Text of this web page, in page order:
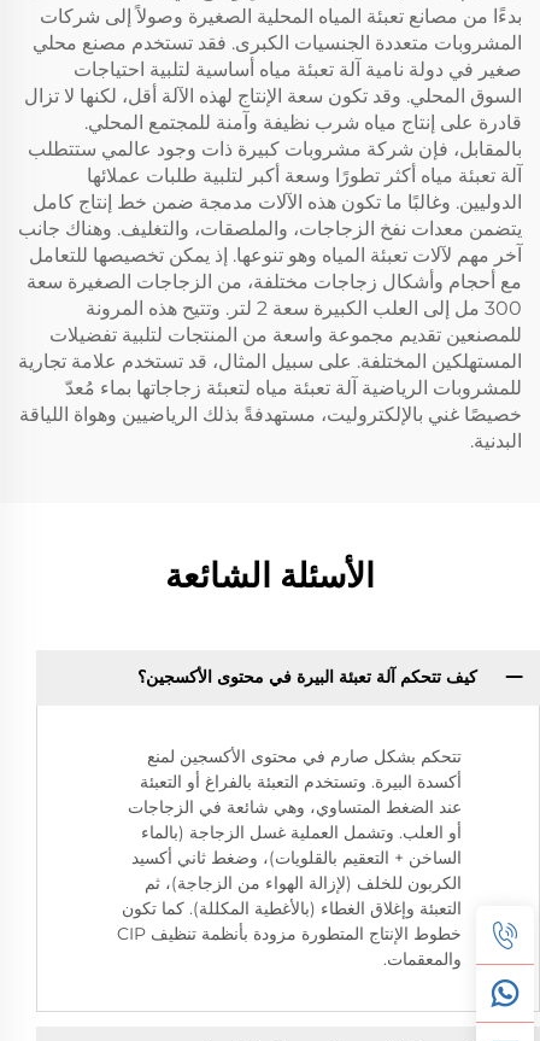
بدءًا من مصانع تعبئة المياه المحلية الصغيرة وصولاً إلى شركات
المشروبات متعددة الجنسيات الكبرى. فقد تستخدم مصنع محلي
صغير في دولة نامية آلة تعبئة مياه أساسية لتلبية احتياجات
السوق المحلي. وقد تكون سعة الإنتاج لهذه الآلة أقل، لكنها لا تزال
قادرة على إنتاج مياه شرب نظيفة وآمنة للمجتمع المحلي.
بالمقابل، فإن شركة مشروبات كبيرة ذات وجود عالمي ستتطلب
آلة تعبئة مياه أكثر تطورًا وسعة أكبر لتلبية طلبات عملائها
الدوليين. وغالبًا ما تكون هذه الآلات مدمجة ضمن خط إنتاج كامل
يتضمن معدات نفخ الزجاجات، والملصقات، والتغليف. وهناك جانب
آخر مهم لآلات تعبئة المياه وهو تنوعها. إذ يمكن تخصيصها للتعامل
مع أحجام وأشكال زجاجات مختلفة، من الزجاجات الصغيرة سعة
300 مل إلى العلب الكبيرة سعة 2 لتر. وتتيح هذه المرونة
للمصنعين تقديم مجموعة واسعة من المنتجات لتلبية تفضيلات
المستهلكين المختلفة. على سبيل المثال، قد تستخدم علامة تجارية
للمشروبات الرياضية آلة تعبئة مياه لتعبئة زجاجاتها بماء مُعدّ
خصيصًا غني بالإلكتروليت، مستهدفةً بذلك الرياضيين وهواة اللياقة
البدنية.
الأسئلة الشائعة
كيف تتحكم آلة تعبئة البيرة في محتوى الأكسجين؟
تتحكم بشكل صارم في محتوى الأكسجين لمنع
أكسدة البيرة. وتستخدم التعبئة بالفراغ أو التعبئة
عند الضغط المتساوي، وهي شائعة في الزجاجات
أو العلب. وتشمل العملية غسل الزجاجة (بالماء
الساخن + التعقيم بالقلويات)، وضغط ثاني أكسيد
الكربون للخلف (لإزالة الهواء من الزجاجة)، ثم
التعبئة وإغلاق الغطاء (بالأغطية المكللة). كما تكون
خطوط الإنتاج المتطورة مزودة بأنظمة تنظيف CIP
والمعقمات.